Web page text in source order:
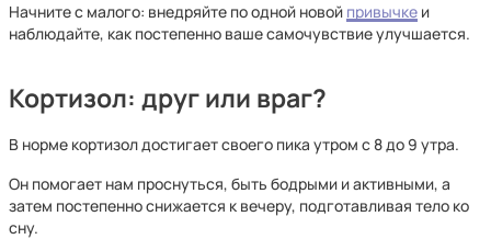
Начните с малого: внедряйте по одной новой привычке и
наблюдайте, как постепенно ваше самочувствие улучшается.
Кортизол: друг или враг?
В норме кортизол достигает своего пика утром с 8 до 9 утра.
Он помогает нам проснуться, быть бодрыми и активными, а
затем постепенно снижается к вечеру, подготавливая тело ко
сну.